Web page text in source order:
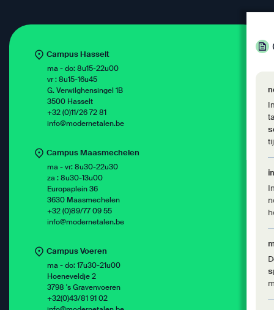
Campus Hasselt
ma - do: 8u15-22u00
vr : 8u15-16u45
G. Verwilghensingel 1B
3500 Hasselt
+32 (0)11/26 72 81
info@modernetalen.be
Campus Maasmechelen
ma - vr: 8u30-22u30
za : 8u30-13u00
Europaplein 36
3630 Maasmechelen
+32 (0)89/77 09 55
info@modernetalen.be
Campus Voeren
ma - do: 17u30-21u00
Hoeneveldje 2
3798 's Gravenvoeren
+32(0)43/81 91 02